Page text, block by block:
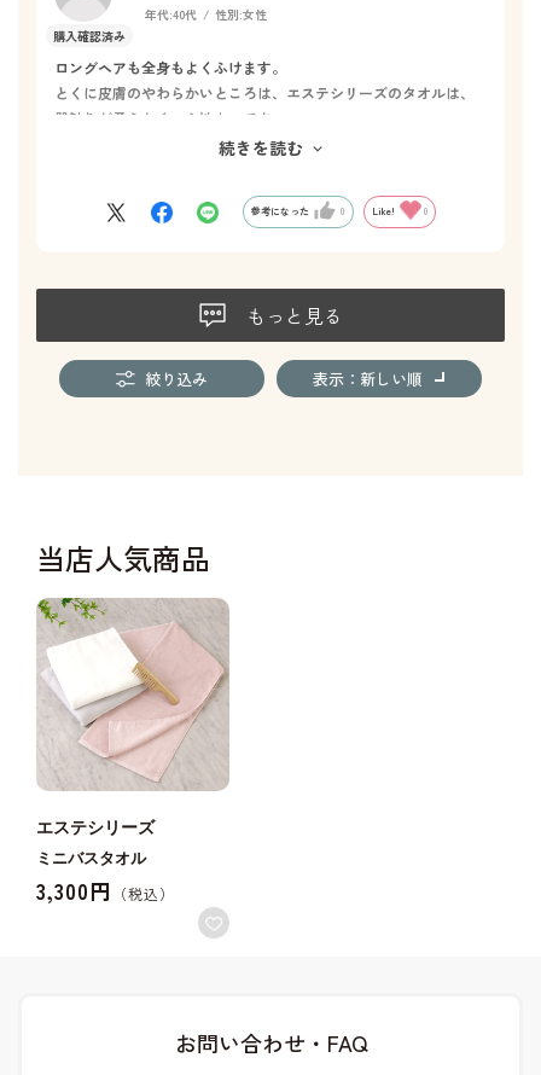
年代:40代 性別:女性
ロングヘアも全身もよくふけます。
とくに皮膚のやわらかいところは、エステシリーズのタオルは、
肌触りが柔らかく、心地よいです。
他のシリーズのミニバスタオルも購入してして比較しましたが、
続きを読む
参考になった 0 Like! 0
もっと見る
絞り込み 表示：新しい順
当店人気商品
エステシリーズ
ミニバスタオル
3,300円
お問い合わせ・FAQ